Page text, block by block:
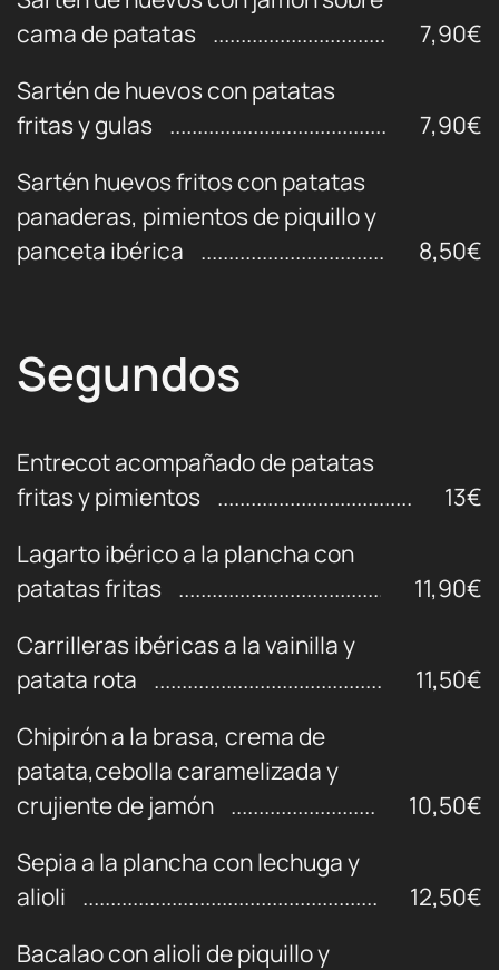
cama de patatas
7,90€
Sartén de huevos con patatas
fritas y gulas
7,90€
Sartén huevos fritos con patatas
panaderas, pimientos de piquillo y
panceta ibérica
8,50€
Segundos
Entrecot acompañado de patatas
fritas y pimientos
13€
Lagarto ibérico a la plancha con
patatas fritas
11,90€
Carrilleras ibéricas a la vainilla y
patata rota
11,50€
Chipirón a la brasa, crema de
patata,cebolla caramelizada y
crujiente de jamón
10,50€
Sepia a la plancha con lechuga y
alioli
12,50€
Bacalao con alioli de piquillo y